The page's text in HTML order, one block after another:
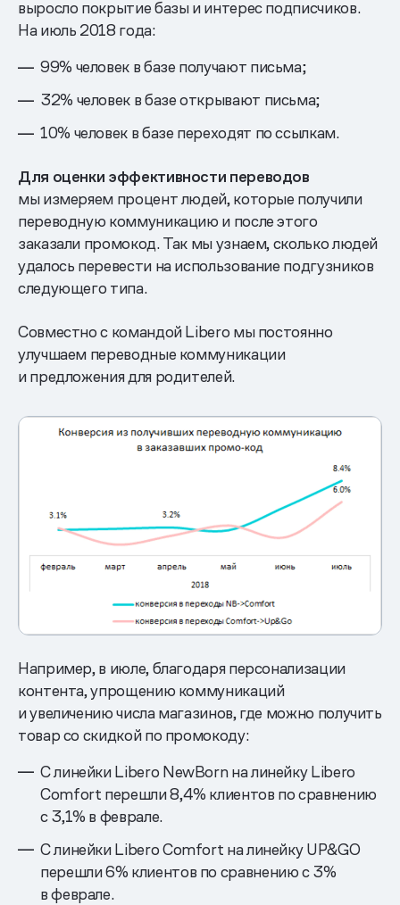
выросло покрытие базы и интерес подписчиков.
На июль 2018 года:
99% человек в базе получают письма;
32% человек в базе открывают письма;
10% человек в базе переходят по ссылкам.
Для оценки эффективности переводов
мы измеряем процент людей, которые получили
переводную коммуникацию и после этого
заказали промокод. Так мы узнаем, сколько людей
удалось перевести на использование подгузников
следующего типа.
Совместно с командой Libero мы постоянно
улучшаем переводные коммуникации
и предложения для родителей.
Например, в июле, благодаря персонализации
контента, упрощению коммуникаций
и увеличению числа магазинов, где можно получить
товар со скидкой по промокоду:
С линейки Libero NewBorn на линейку Libero
Comfort перешли 8,4% клиентов по сравнению
с 3,1% в феврале.
С линейки Libero Comfort на линейку UP&GO
перешли 6% клиентов по сравнению с 3%
в феврале.